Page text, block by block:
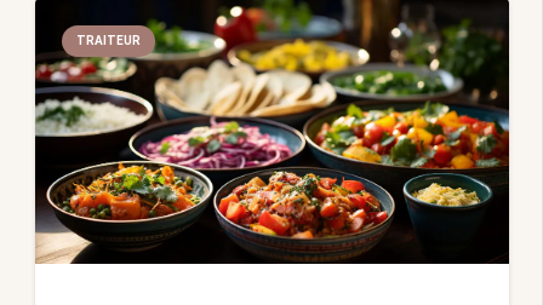
TRAITEUR